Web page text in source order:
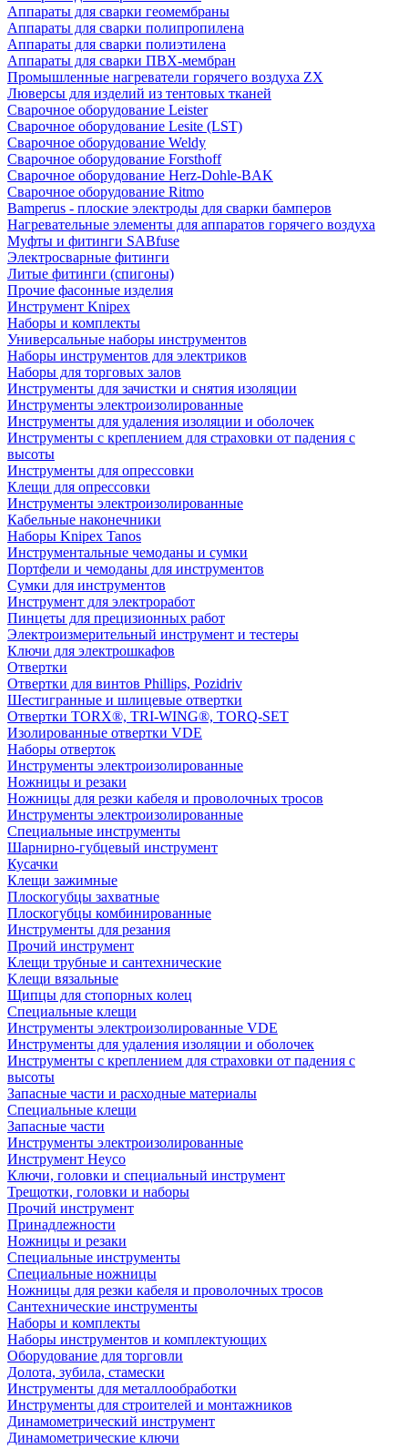
Аппараты для сварки геомембраны
Аппараты для сварки полипропилена
Аппараты для сварки полиэтилена
Аппараты для сварки ПВХ-мембран
Промышленные нагреватели горячего воздуха ZX
Люверсы для изделий из тентовых тканей
Сварочное оборудование Leister
Сварочное оборудование Lesite (LST)
Сварочное оборудование Weldy
Сварочное оборудование Forsthoff
Сварочное оборудование Herz-Dohle-BAK
Сварочное оборудование Ritmo
Bamperus - плоские электроды для сварки бамперов
Нагревательные элементы для аппаратов горячего воздуха
Муфты и фитинги SABfuse
Электросварные фитинги
Литые фитинги (спигоны)
Прочие фасонные изделия
Инструмент Knipex
Наборы и комплекты
Универсальные наборы инструментов
Наборы инструментов для электриков
Наборы для торговых залов
Инструменты для зачистки и снятия изоляции
Инструменты электроизолированные
Инструменты для удаления изоляции и оболочек
Инструменты с креплением для страховки от падения с
высоты
Инструменты для опрессовки
Клещи для опрессовки
Инструменты электроизолированные
Кабельные наконечники
Наборы Knipex Tanos
Инструментальные чемоданы и сумки
Портфели и чемоданы для инструментов
Сумки для инструментов
Инструмент для электроработ
Пинцеты для прецизионных работ
Электроизмерительный инструмент и тестеры
Ключи для электрошкафов
Отвертки
Отвертки для винтов Phillips, Pozidriv
Шестигранные и шлицевые отвертки
Отвертки TORX®, TRI-WING®, TORQ-SET
Изолированные отвертки VDE
Наборы отверток
Инструменты электроизолированные
Ножницы и резаки
Ножницы для резки кабеля и проволочных тросов
Инструменты электроизолированные
Специальные инструменты
Шарнирно-губцевый инструмент
Кусачки
Клещи зажимные
Плоскогубцы захватные
Плоскогубцы комбинированные
Инструменты для резания
Прочий инструмент
Клещи трубные и сантехнические
Kлещи вязальные
Щипцы для стопорных колец
Специальные клещи
Инструменты электроизолированные VDE
Инструменты для удаления изоляции и оболочек
Инструменты с креплением для страховки от падения с
высоты
Запасные части и расходные материалы
Специальные клещи
Запасные части
Инструменты электроизолированные
Инструмент Heyco
Ключи, головки и специальный инструмент
Трещотки, головки и наборы
Прочий инструмент
Принадлежности
Ножницы и резаки
Специальные инструменты
Специальные ножницы
Ножницы для резки кабеля и проволочных тросов
Сантехнические инструменты
Наборы и комплекты
Наборы инструментов и комплектующих
Оборудование для торговли
Долота, зубила, стамески
Инструменты для металлообработки
Инструменты для строителей и монтажников
Динамометрический инструмент
Динамометрические ключи